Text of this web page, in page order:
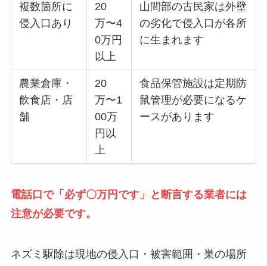
複数箇所に
侵入口あり
20
万〜4
0万円
以上
山間部の古民家は外壁
の劣化で侵入口が各所
に生まれます
農業倉庫・
飲食店・店
舗
20
万〜1
00万
円以
上
食品保管施設は定期防
鼠管理が必要になるケ
ースがあります
電話口で「必ず〇万円です」と断言する業者には
注意が必要です。
ネズミ駆除は現地の侵入口・被害範囲・巣の場所